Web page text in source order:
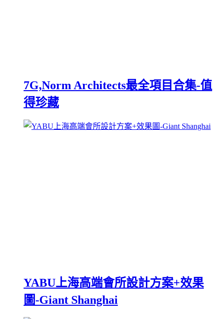
7G,Norm Architects最全項目合集-值
得珍藏
YABU上海高端會所設計方案+效果
圖-Giant Shanghai